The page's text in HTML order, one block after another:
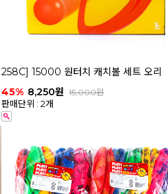
258C] 15000 원터치 캐치볼 세트 오리
45% 8,250원 15,000원
판매단위 : 2개